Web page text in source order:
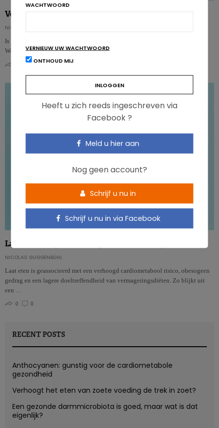
Verbrand je ‘s morgens meer calorieën dan ‘s avonds?
NICOLAS GUGGENBÜHL
Is het echt zo dat we ‘s morgens beter calorieën verbranden dan ‘s avonds?
Welk effect heeft het tijdstip waarop je eet op je energieverbruik …
0
Laat eten, niet goed voor de gezondheid en het gewicht
NICOLAS GUGGENBÜHL
Laat eten is geassocieerd met een verhoogd cardiometabool risico, obesogeen
gedrag en een lagere doeltreffendheid van vermageringsdiëten. Zo blijkt uit
een …
0
0
RECENT POSTS
Anthocyanen: gunstig voor de cardiometabole
gezondheid
Verhoogt het eten van zoete voeding de trek in zoet?
Een gezonde darmmicrobiota is goed, maar wat is dat
eigenlijk?
WACHTWOORD
VERNIEUW UW WACHTWOORD
ONTHOUD MIJ
Heeft u zich reeds ingeschreven via
Facebook ?
Meld u hier aan
Nog geen account?
Schrijf u nu in
Schrijf u nu in via Facebook